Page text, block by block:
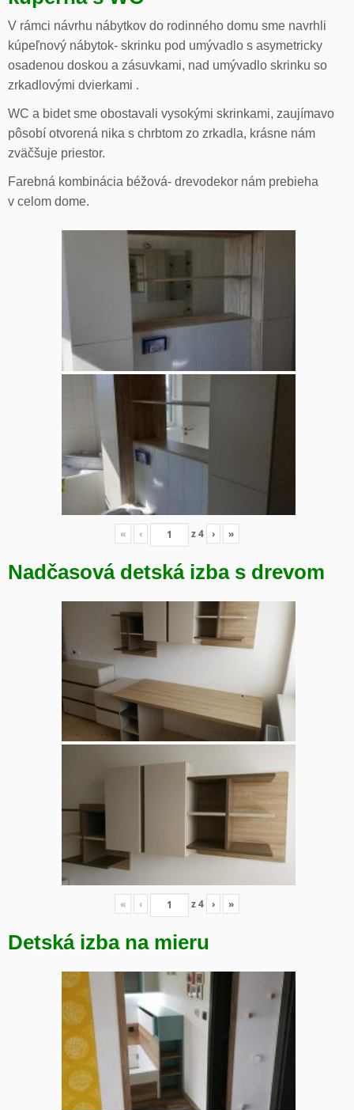
V rámci návrhu nábytkov do rodinného domu sme navrhli
kúpeľnový nábytok- skrinku pod umývadlo s asymetricky
osadenou doskou a zásuvkami, nad umývadlo skrinku so
zrkadlovými dvierkami .
WC a bidet sme obostavali vysokými skrinkami, zaujímavo
pôsobí otvorená nika s chrbtom zo zrkadla, krásne nám
zväčšuje priestor.
Farebná kombinácia béžová- drevodekor nám prebieha
v celom dome.
« ‹ z4 › »
Nadčasová detská izba s drevom
« ‹ z4 › »
Detská izba na mieru